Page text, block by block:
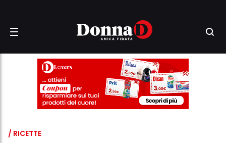
/ RICETTE